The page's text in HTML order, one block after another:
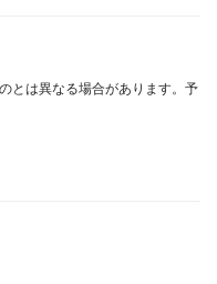
とは異なる場合があります。予